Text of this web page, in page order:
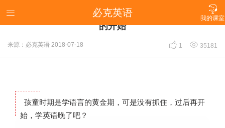

我的课室
 必克英语
【必克学员】53岁的求学之路，人生永远没有太晚
的开始
来源：必克英语 2018-07-18  1  35181
孩童时期是学语言的黄金期，可是没有抓住，过后再开
始，学英语晚了吧？